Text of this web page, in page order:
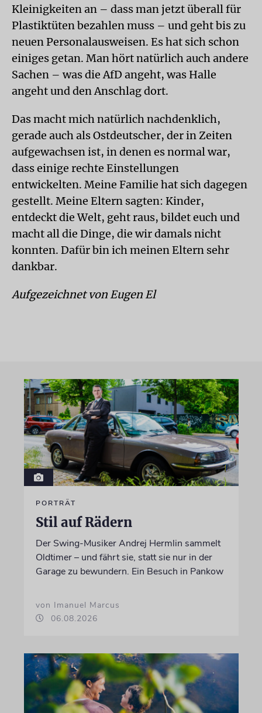
Kleinigkeiten an – dass man jetzt überall für
Plastiktüten bezahlen muss – und geht bis zu
neuen Personalausweisen. Es hat sich schon
einiges getan. Man hört natürlich auch andere
Sachen – was die AfD angeht, was Halle
angeht und den Anschlag dort.
Das macht mich natürlich nachdenklich,
gerade auch als Ostdeutscher, der in Zeiten
aufgewachsen ist, in denen es normal war,
dass einige rechte Einstellungen
entwickelten. Meine Familie hat sich dagegen
gestellt. Meine Eltern sagten: Kinder,
entdeckt die Welt, geht raus, bildet euch und
macht all die Dinge, die wir damals nicht
konnten. Dafür bin ich meinen Eltern sehr
dankbar.
Aufgezeichnet von Eugen El
PORTRÄT
Stil auf Rädern
Der Swing-Musiker Andrej Hermlin sammelt
Oldtimer – und fährt sie, statt sie nur in der
Garage zu bewundern. Ein Besuch in Pankow
von Imanuel Marcus
06.08.2026